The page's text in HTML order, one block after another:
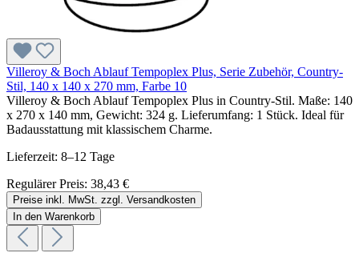
Villeroy & Boch Ablauf Tempoplex Plus, Serie Zubehör, Country-
Stil, 140 x 140 x 270 mm, Farbe 10
Villeroy & Boch Ablauf Tempoplex Plus in Country-Stil. Maße: 140
x 270 x 140 mm, Gewicht: 324 g. Lieferumfang: 1 Stück. Ideal für
Badausstattung mit klassischem Charme.
Lieferzeit: 8–12 Tage
Regulärer Preis: 38,43 €
Preise inkl. MwSt. zzgl. Versandkosten
In den Warenkorb